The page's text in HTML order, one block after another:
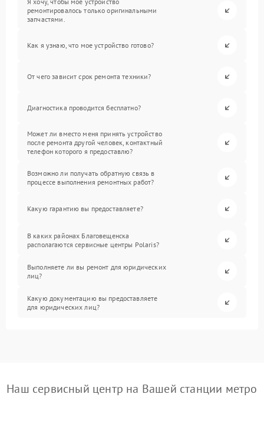
ремонтировалось только оригинальными
запчастями.
Как я узнаю, что мое устройство готово?
От чего зависит срок ремонта техники?
Диагностика проводится бесплатно?
Может ли вместо меня принять устройство
после ремонта другой человек, контактный
телефон которого я предоставлю?
Возможно ли получать обратную связь в
процессе выполнения ремонтных работ?
Какую гарантию вы предоставляете?
В каких районах Благовещенска
располагаются сервисные центры Polaris?
Выполняете ли вы ремонт для юридических
лиц?
Какую документацию вы предоставляете
для юридических лиц?
Наш сервисный центр на Вашей станции метро